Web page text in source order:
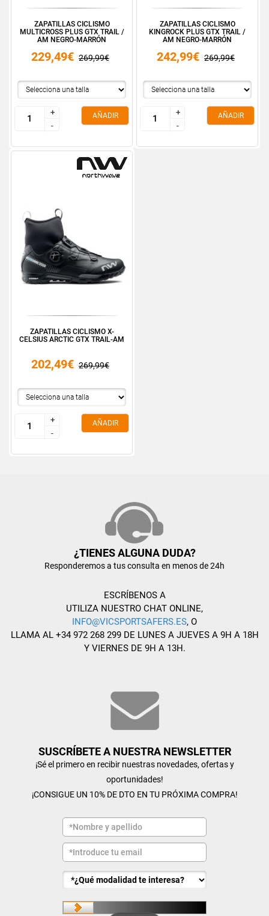
ZAPATILLAS CICLISMO
MULTICROSS PLUS GTX TRAIL /
AM NEGRO-MARRÓN
229,49€ 269,99€
+
-
+
-
AÑADIR
ZAPATILLAS CICLISMO
KINGROCK PLUS GTX TRAIL /
AM NEGRO-MARRÓN
242,99€ 269,99€
+
-
+
-
AÑADIR
ZAPATILLAS CICLISMO X-
CELSIUS ARCTIC GTX TRAIL-AM
202,49€ 269,99€
+
-
+
-
AÑADIR
¿TIENES ALGUNA DUDA?
Responderemos a tus consulta en menos de 24h
ESCRÍBENOS A
UTILIZA NUESTRO CHAT ONLINE,
INFO@VICSPORTSAFERS.ES, O
LLAMA AL +34 972 268 299 DE LUNES A JUEVES A 9H A 18H
Y VIERNES DE 9H A 13H.
SUSCRÍBETE A NUESTRA NEWSLETTER
¡Sé el primero en recibir nuestras novedades, ofertas y
oportunidades!
¡CONSIGUE UN 10% DE DTO EN TU PRÓXIMA COMPRA!